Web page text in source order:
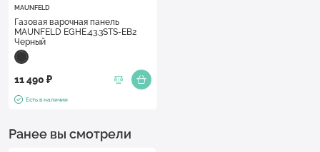
MAUNFELD
Газовая варочная панель
MAUNFELD EGHE.43.3STS-EB2
Черный
11 490 ₽
Есть в наличии
Ранее вы смотрели